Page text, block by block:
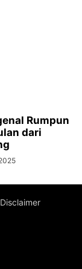
Rumpun
dari
Disclaimer